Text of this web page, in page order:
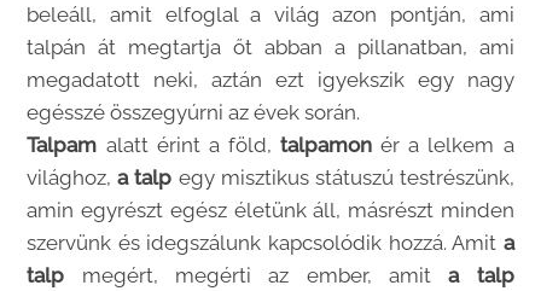
beleáll, amit elfoglal a világ azon pontján, ami
talpán át megtartja őt abban a pillanatban, ami
megadatott neki, aztán ezt igyekszik egy nagy
egésszé összegyúrni az évek során.
Talpam alatt érint a föld,talpamon ér a lelkem a
világhoz,a talp egy misztikus státuszú testrészünk,
amin egyrészt egész életünk áll, másrészt minden
szervünk és idegszálunk kapcsolódik hozzá. Amit a
talp megért, megérti az ember, amita talp